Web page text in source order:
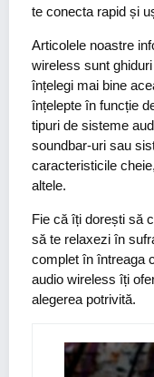
te conecta rapid și
Articolele noastre
wireless sunt
înțelegi mai bine
înțelepte în funcție
tipuri de sisteme
soundbar-uri sau
caracteristicile
altele.
Fie că îți dorești să
să te relaxezi în
complet în întreaga
audio wireless îți
alegerea potrivită.